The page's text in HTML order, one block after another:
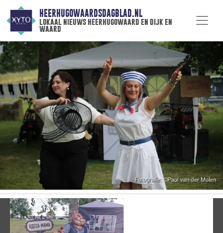
HEERHUGOWAARDSDAGBLAD.NL
lokaal nieuws heerhugowaard en dijk en
waard